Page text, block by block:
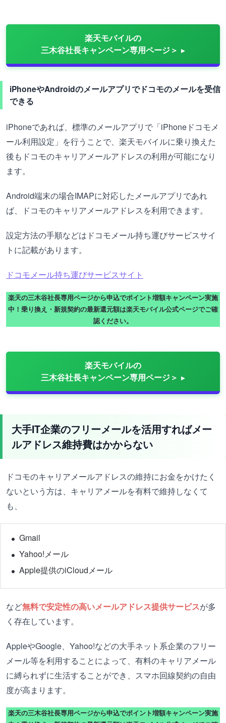
楽天モバイルの
三木谷社長キャンペーン専用ページ＞
iPhoneやAndroidのメールアプリでドコモのメールを受信
できる
iPhoneであれば、標準のメールアプリで「iPhoneドコモメ
ール利用設定」を行うことで、楽天モバイルに乗り換えた
後もドコモのキャリアメールアドレスの利用が可能になり
ます。
Android端末の場合IMAPに対応したメールアプリであれ
ば、ドコモのキャリアメールアドレスを利用できます。
設定方法の手順などはドコモメール持ち運びサービスサイ
トに記載があります。
ドコモメール持ち運びサービスサイト
楽天の三木谷社長専用ページから申込でポイント増額キャンペーン実施
中！乗り換え・新規契約の最新還元額は楽天モバイル公式ページでご確
認ください。
楽天モバイルの
三木谷社長キャンペーン専用ページ＞
大手IT企業のフリーメールを活用すればメー
ルアドレス維持費はかからない
ドコモのキャリアメールアドレスの維持にお金をかけたく
ないという方は、キャリアメールを有料で維持しなくて
も、
Gmail
Yahoo!メール
Apple提供のiCloudメール
など無料で安定性の高いメールアドレス提供サービスが多
く存在しています。
AppleやGoogle、Yahoo!などの大手ネット系企業のフリー
メール等を利用することによって、有料のキャリアメール
に縛られずに生活することができ、スマホ回線契約の自由
度が高まります。
楽天の三木谷社長専用ページから申込でポイント増額キャンペーン実施